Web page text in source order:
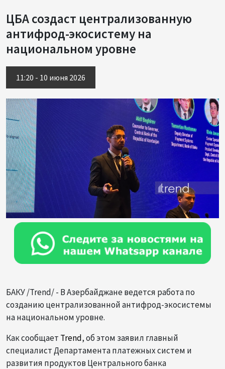
ЦБА создаст централизованную
антифрод-экосистему на
национальном уровне
11:20 - 10 июня 2026
БАКУ /Trend/ - В Азербайджане ведется работа по
созданию централизованной антифрод-экосистемы
на национальном уровне.
Как сообщает Trend, об этом заявил главный
специалист Департамента платежных систем и
развития продуктов Центрального банка